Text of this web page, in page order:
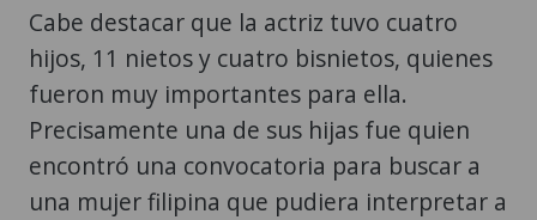
Cabe destacar que la actriz tuvo cuatro
hijos, 11 nietos y cuatro bisnietos, quienes
fueron muy importantes para ella.
Precisamente una de sus hijas fue quien
encontró una convocatoria para buscar a
una mujer filipina que pudiera interpretar a